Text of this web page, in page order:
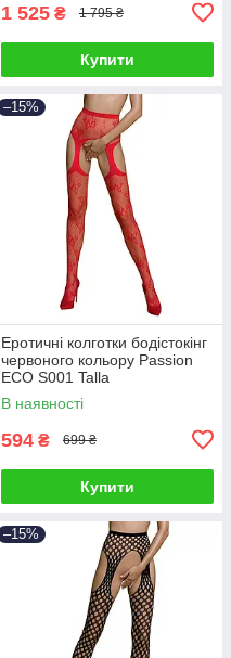
1 525 ₴ 1 795 ₴
Купити
–15%
Еротичні колготки бодістокінг
червоного кольору Passion
ECO S001 Talla
В наявності
594 ₴ 699 ₴
Купити
–15%